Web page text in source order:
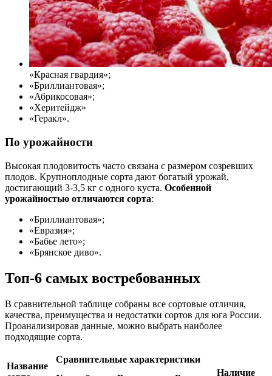
«Красная гвардия»;
«Бриллиантовая»;
«Абрикосовая»;
«Херитейдж»
«Геракл».
По урожайности
Высокая плодовитость часто связана с размером созревших
плодов. Крупноплодные сорта дают богатый урожай,
достигающий 3-3,5 кг с одного куста. Особенной
урожайностью отличаются сорта:
«Бриллиантовая»;
«Евразия»;
«Бабье лето»;
«Брянское диво».
Топ-6 самых востребованных
В сравнительной таблице собраны все сортовые отличия,
качества, преимущества и недостатки сортов для юга России.
Проанализировав данные, можно выбрать наиболее
подходящие сорта.
Название
Сравнительные характеристики
Наличие